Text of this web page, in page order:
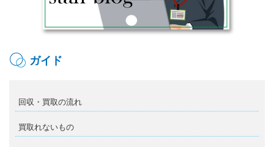
ガイド
回収・買取の流れ
買取れないもの